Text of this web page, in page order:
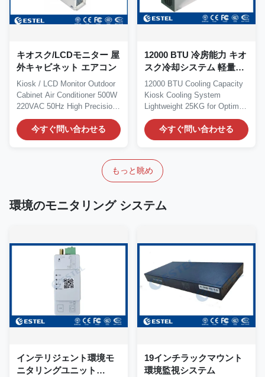
キオスク/LCDモニター 屋
外キャビネット エアコン
Kiosk / LCD Monitor Outdoor
Cabinet Air Conditioner 500W
220VAC 50Hz High Precision
1....
今すぐ問い合わせる
12000 BTU 冷房能力 キオ
スク冷却システム 軽量
25KGで最適な冷却性能と
ソリューション
12000 BTU Cooling Capacity
Kiosk Cooling System
Lightweight 25KG for Optimal
Cooling Performance...
今すぐ問い合わせる
もっと眺め
環境のモニタリング システム
インテリジェント環境モ
ニタリングユニット
19インチラックマウント
環境監視システム